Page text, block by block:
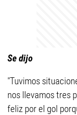
Se dijo
"Tuvimos
nos llevamos tres
feliz por el gol